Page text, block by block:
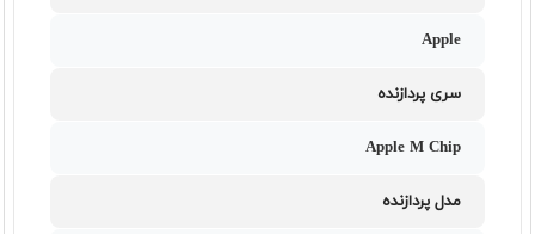
Apple
سری پردازنده
Apple M Chip
مدل پردازنده